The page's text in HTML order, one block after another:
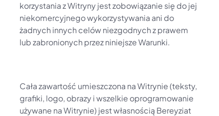
korzystania z Witryny jest zobowiązanie się do jej
niekomercyjnego wykorzystywania ani do
żadnych innych celów niezgodnych z prawem
lub zabronionych przez niniejsze Warunki.
Cała zawartość umieszczona na Witrynie (teksty,
grafiki, logo, obrazy i wszelkie oprogramowanie
używane na Witrynie) jest własnością Bereyziat